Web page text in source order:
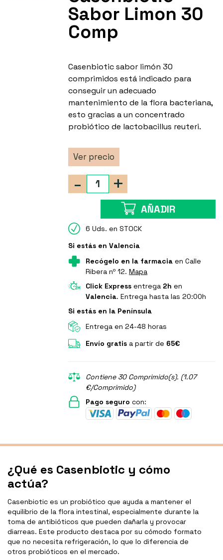
Sabor Limon 30
Comp
Casenbiotic sabor limón 30
comprimidos está indicado para
conseguir un adecuado
mantenimiento de la flora bacteriana,
esto gracias a un concentrado
probiótico de lactobacillus reuteri.
Ver precio
+
-
AÑADIR
6 Uds. en STOCK
Si estás en Valencia
Recógelo en la farmacia en Calle
Ribera nº 12.Mapa
Click Express entrega 2h en
Valencia. Entrega hasta las 20:00h
Si estás en la Península
Entrega en 24-48 horas
Envío gratis a partir de 65€
Contiene 30 Comprimido(s). (1.07
€/Comprimido)
Pago seguro con:
¿Qué es Casenbiotic y cómo
actúa?
Casenbiotic es un probiótico que ayuda a mantener el
equilibrio de la flora intestinal, especialmente durante la
toma de antibióticos que pueden dañarla y provocar
diarreas. Este producto destaca por su cómodo formato
que no necesita refrigeración, lo que lo diferencia de
otros probióticos en el mercado.